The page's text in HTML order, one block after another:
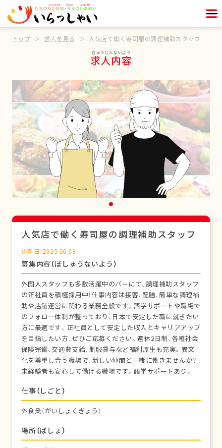
トップ 求人を見る 人気店で働く寿司屋の調理補助スタッフ
求人内容
人気店で働く寿司屋の調理補助スタッフ
更新日：2025.06.09
募集内容（ぼしゅうないよう）
外国人スタッフも多数活躍中のバーにて、調理補助スタッフ
の正社員を積極採用中！仕事内容は接客、配膳、簡単な調理補
助や店舗運営に関わる業務全般です。語学サポートや職場で
のフォロー体制が整っており、日本で安定した職に就きたい
方に最適です。正社員として安定した収入とキャリアアップ
を目指したい方、ぜひご応募ください。週休2日制、各種社会
保険完備、交通費支給、制服貸与など福利厚生も充実。異文
化を尊重し合う職場で、新しい仲間と一緒に働きませんか？
未経験者も安心して働ける職場です。語学サポートあり。
仕事（しごと）
外食業（がいしょくぎょう）
場所（ばしょ）